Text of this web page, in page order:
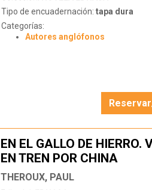
Tipo de encuadernación: tapa dura
Categorías:
Autores anglófonos
EN EL GALLO DE HIERRO.
EN TREN POR CHINA
THEROUX, PAUL